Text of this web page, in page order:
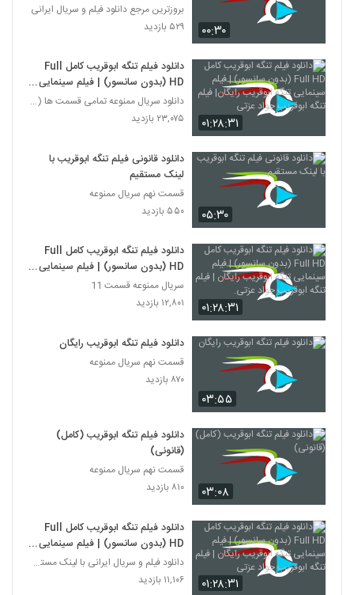
۰۰:۳۰
بروزترین مرجع دانلود فیلم و سریال ایرانی
۵۲۹ بازدید
۰۱:۲۸:۳۱
دانلود فيلم تنگه ابوقریب کامل Full
HD (بدون سانسور) | فيلم سينمایی
تنگه ابوقریب رایگان| فيلم تنگه
ابوقریب جواد عزتی
دانلود سریال ممنوعه تمامی قسمت ها (کامل HD)
۲۳,۰۷۵ بازدید
۰۵:۳۰
دانلود قانونی فیلم تنگه ابوقریب با
لینک مستقیم
قسمت نهم سریال ممنوعه
۵۵۰ بازدید
۰۱:۲۸:۳۱
دانلود فيلم تنگه ابوقریب کامل Full
HD (بدون سانسور) | فيلم سينمایی
تنگه ابوقریب رایگان | فيلم تنگه
ابوقریب جواد عزتی.
سریال ممنوعه قسمت 11
۱۲,۸۰۱ بازدید
۰۳:۵۵
دانلود فیلم تنگه ابوقریب رایگان
قسمت نهم سریال ممنوعه
۸۷۰ بازدید
۰۳:۰۸
دانلود فیلم تنگه ابوقریب (کامل)
(قانونی)
قسمت نهم سریال ممنوعه
۸۱۰ بازدید
۰۱:۲۸:۳۱
دانلود فيلم تنگه ابوقریب کامل Full
HD (بدون سانسور) | فيلم سينمایی
تنگه ابوقریب رایگان | فيلم تنگه
ابوقریب جواد عزتی
دانلود فیلم و سریال ایرانی با لینک مستقیم
۱۱,۱۰۶ بازدید